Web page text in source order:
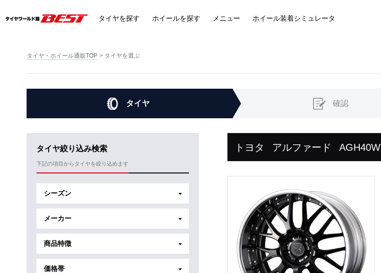
タイヤを探す ホイールを探す メニュー ホイール装着シミュレータ
タイヤ・ホイール通販TOP タイヤを選ぶ
タイヤ 確認
タイヤ絞り込み検索
下記の項目からタイヤを絞り込めます
シーズン
メーカー
商品特徴
価格帯
トヨタ アルファード AGH40W